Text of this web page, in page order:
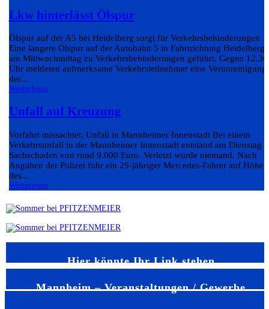
Lkw hinterlässt Ölspur
Ölspur auf der A5 bei Heidelberg sorgt für Verkehrsbehinderungen
Eine längere Ölspur auf der Autobahn 5 in Fahrtrichtung Heidelberg
am Mittwochmittag zu Verkehrsbehinderungen geführt. Gegen 12.30
Uhr meldeten aufmerksame Verkehrsteilnehmer eine Verunreinigung
der...
Weiterlesen
Unfall auf Kreuzung
Vorfahrt missachtet: Unfall in Mannheimer Innenstadt Bei einem
Verkehrsunfall in der Mannheimer Innenstadt entstand am Dienstag
Sachschaden von rund 9.000 Euro. Verletzt wurde niemand. Nach
Angaben der Polizei fuhr ein 29-jähriger Mercedes-Fahrer auf Höhe
des...
Weiterlesen
Hier könnte Ihr Link stehen
Mannheim – Veranstaltungen / Gewerbe